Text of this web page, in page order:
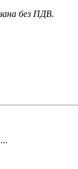
без ПДВ.